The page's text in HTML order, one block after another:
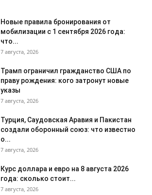
Новые правила бронирования от
мобилизации с 1 сентября 2026 года:
что...
7 августа, 2026
Трамп ограничил гражданство США по
праву рождения: кого затронут новые
указы
7 августа, 2026
Турция, Саудовская Аравия и Пакистан
создали оборонный союз: что известно
о...
7 августа, 2026
Курс доллара и евро на 8 августа 2026
года: сколько стоит...
7 августа, 2026